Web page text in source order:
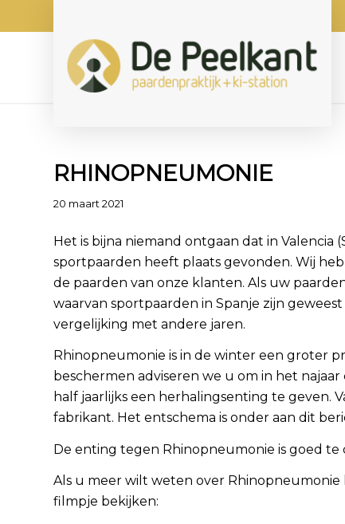
RHINOPNEUMONIE
20 maart 2021
Het is bijna niemand ontgaan dat in
sportpaarden heeft plaats gevonden. Wij
de paarden van onze klanten. Als uw
waarvan sportpaarden in Spanje zijn
vergelijking met andere jaren.
Rhinopneumonie is in de winter een groter
beschermen adviseren we u om in het
half jaarlijks een herhalingsenting te geven.
fabrikant. Het entschema is onder aan dit
De enting tegen Rhinopneumonie is goed
Als u meer wilt weten over
filmpje bekijken: